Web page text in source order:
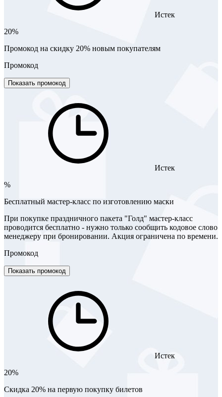
Истек
20%
Промокод на скидку 20% новым покупателям
Промокод
Показать промокод
Истек
%
Бесплатный мастер-класс по изготовлению маски
При покупке праздничного пакета "Голд" мастер-класс
проводится бесплатно - нужно только сообщить кодовое слово
менеджеру при бронировании. Акция ограничена по времени.
Промокод
Показать промокод
Истек
20%
Скидка 20% на первую покупку билетов